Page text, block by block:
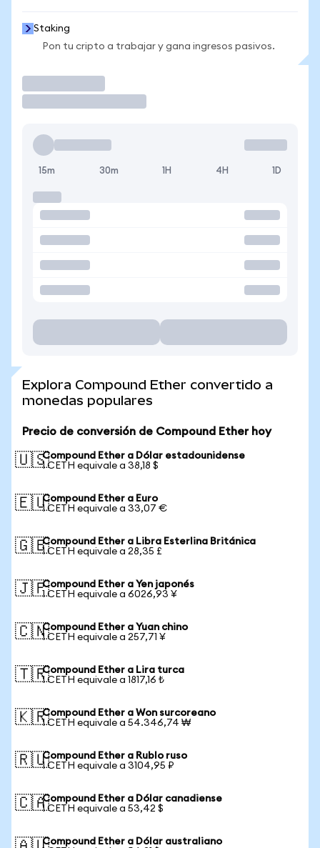
Staking
Pon tu cripto a trabajar y gana ingresos pasivos.
15m 30m 1H 4H 1D
Explora Compound Ether convertido a
monedas populares
Precio de conversión de Compound Ether hoy
🇺🇸Compound Ether a Dólar estadounidense
1 CETH equivale a 38,18 $
🇪🇺Compound Ether a Euro
1 CETH equivale a 33,07 €
🇬🇧Compound Ether a Libra Esterlina Británica
1 CETH equivale a 28,35 £
🇯🇵Compound Ether a Yen japonés
1 CETH equivale a 6026,93 ¥
🇨🇳Compound Ether a Yuan chino
1 CETH equivale a 257,71 ¥
🇹🇷Compound Ether a Lira turca
1 CETH equivale a 1817,16 ₺
🇰🇷Compound Ether a Won surcoreano
1 CETH equivale a 54.346,74 ₩
🇷🇺Compound Ether a Rublo ruso
1 CETH equivale a 3104,95 ₽
🇨🇦Compound Ether a Dólar canadiense
1 CETH equivale a 53,42 $
Compound Ether a Dólar australiano